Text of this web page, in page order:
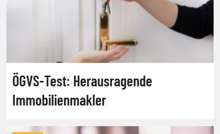
ÖGVS-Test: Herausragende
Immobilienmakler